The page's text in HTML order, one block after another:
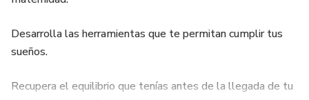
Desarrolla las herramientas que te permitan cumplir tus
sueños.
Recupera el equilibrio que tenías antes de la llegada de tu